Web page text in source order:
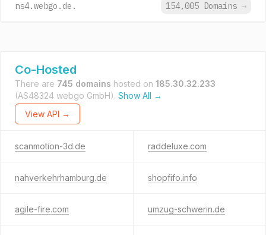
ns4.webgo.de.
154,005 Domains →
Co-Hosted
There are 745 domains hosted on 185.30.32.233
(AS48324 webgo GmbH). Show All →
View API →
scanmotion-3d.de raddeluxe.com
nahverkehrhamburg.de shopfifo.info
agile-fire.com umzug-schwerin.de